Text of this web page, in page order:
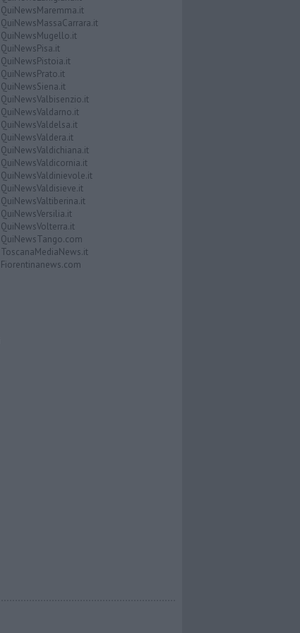
QuiNewsMaremma.it
QuiNewsMassaCarrara.it
QuiNewsMugello.it
QuiNewsPisa.it
QuiNewsPistoia.it
QuiNewsPrato.it
QuiNewsSiena.it
QuiNewsValbisenzio.it
QuiNewsValdarno.it
QuiNewsValdelsa.it
QuiNewsValdera.it
QuiNewsValdichiana.it
QuiNewsValdicornia.it
QuiNewsValdinievole.it
QuiNewsValdisieve.it
QuiNewsValtiberina.it
QuiNewsVersilia.it
QuiNewsVolterra.it
QuiNewsTango.com
ToscanaMediaNews.it
Fiorentinanews.com